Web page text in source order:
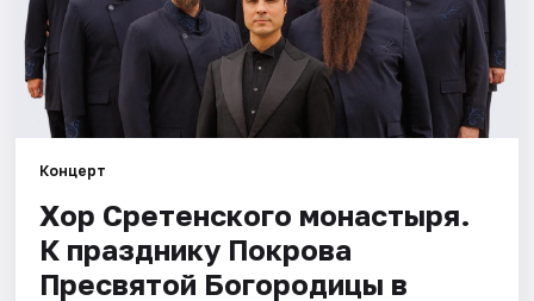
Спорт
События
Города
Площадки
Артисты
Концерт
Хор Сретенского монастыря.
К празднику Покрова
Пресвятой Богородицы в